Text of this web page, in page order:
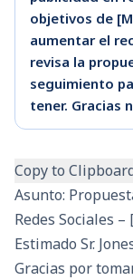
objetivos de
aumentar el
revisa la
seguimiento
tener. Gracias
Copy to
Asunto:
Redes Sociales
Estimado Sr.
Gracias por